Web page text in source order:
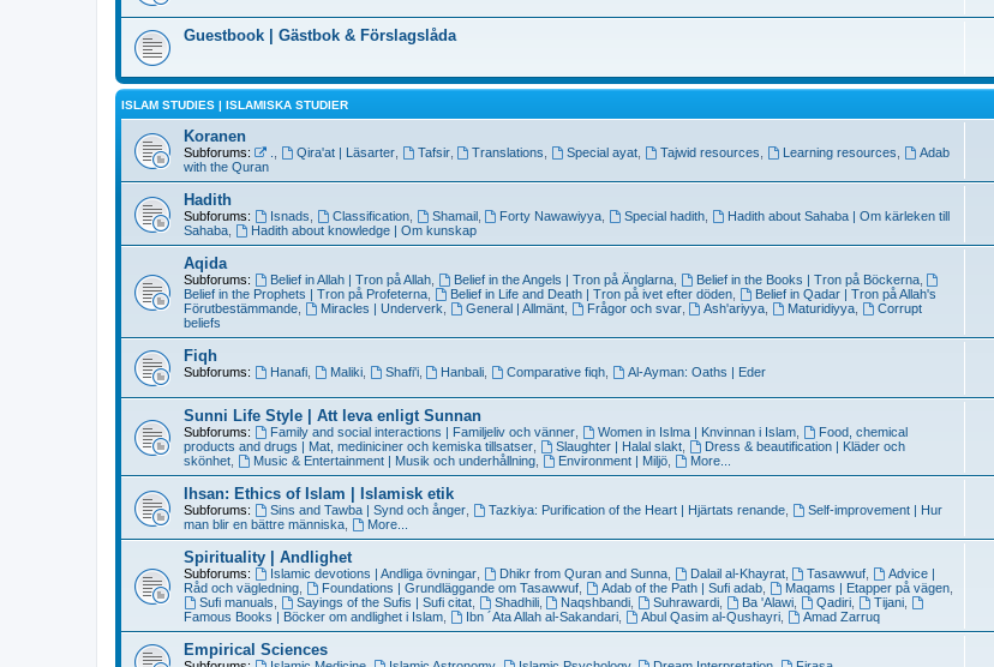
Guestbook | Gästbok & Förslagslåda
ISLAM STUDIES | ISLAMISKA STUDIER
Koranen
Subforums: Qira'at | Läsarter, Tafsir, Translations Special ayat Tajwid resources Learning resources
Adab
with the Quran
Hadith
Subforums: Isnads Classification, Shamail, Forty Nawawiyya Special hadith
Hadith about Sahaba | Om kärleken till
Sahaba
Hadith about knowledge | Om kunskap
Aqida
Subforums: Belief in Allah | Tron på Allah, Belief in the Angels | Tron på Änglarna, Belief in the Books | Tron på Böckerna,
Belief in the Prophets | Tron på Profeterna
Belief in Life and Death | Tron på ivet efter döden,
Belief in Qadar | Tron på Allah's
Förutbestämmande
Miracles | Underverk General | Allmänt, Frågor och svar, Ash'ariyya Maturidiyya
Corrupt
beliefs
Fiqh
Subforums: Hanafi, Maliki, Shafi'i, Hanbali Comparative fiqh Al-Ayman: Oaths | Eder
Sunni Life Style | Att leva enligt Sunnan
Subforums: Family and social interactions | Familjeliv och vänner, Women in Islma | Knvinnan i Islam,
Food, chemical
products and drugs | Mat, mediniciner och kemiska tillsatser
Slaughter | Halal slakt,
Dress & beautification | Kläder och
skönhet
Music & Entertainment | Musik och underhållning, Environment | Miljö, More...
Ihsan: Ethics of Islam | Islamisk etik
Subforums: Sins and Tawba | Synd och ånger, Tazkiya: Purification of the Heart | Hjärtats renande,
Self-improvement | Hur
man blir en bättre människa
More...
Spirituality | Andlighet
Subforums: Islamic devotions | Andliga övningar, Dhikr from Quran and Sunna, Dalail al-Khayrat, Tasawwuf
Advice |
Råd och vägledning
Foundations | Grundläggande om Tasawwuf, Adab of the Path | Sufi adab, Maqams | Etapper på vägen,
Sufi manuals
Sayings of the Sufis | Sufi citat, Shadhili, Naqshbandi Suhrawardi Ba 'Alawi Qadiri, Tijani,
Famous Books | Böcker om andlighet i Islam
Ibn ´Ata Allah al-Sakandari, Abul Qasim al-Qushayri, Amad Zarruq
Empirical Sciences